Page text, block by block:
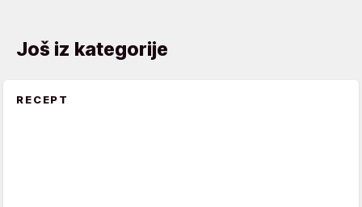
Još iz kategorije
RECEPT